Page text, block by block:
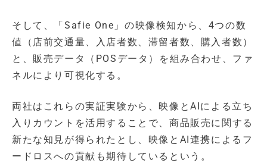
そして、「Safie One」の映像検知から、4つの数
値（店前交通量、入店者数、滞留者数、購入者数）
と、販売データ（POSデータ）を組み合わせ、ファ
ネルにより可視化する。
両社はこれらの実証実験から、映像とAIによる立ち
入りカウントを活用することで、商品販売に関する
新たな知見が得られたとし、映像とAI連携によるフ
ードロスへの貢献も期待しているという。